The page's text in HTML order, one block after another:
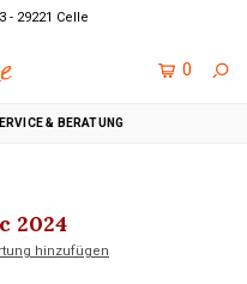
- 29221 Celle
0
& BERATUNG
2024
hinzufügen